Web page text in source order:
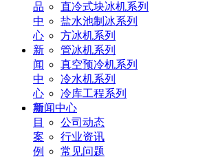
品
中
心
新
闻
中
心
项
目
案
例
直冷式块冰机系列
盐水池制冰系列
方冰机系列
管冰机系列
真空预冷机系列
冷水机系列
冷库工程系列
新闻中心
公司动态
行业资讯
常见问题